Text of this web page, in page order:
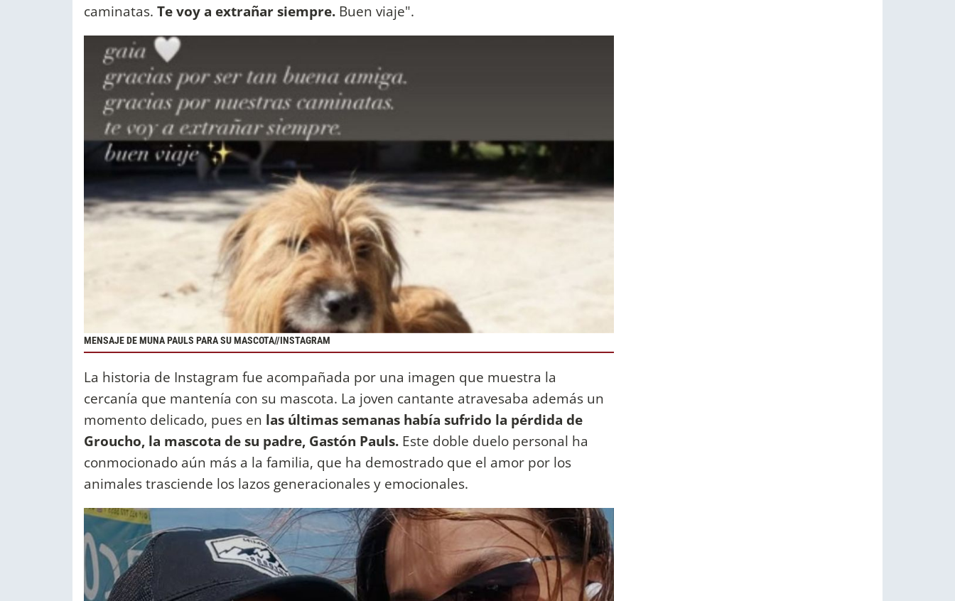
caminatas. Te voy a extrañar siempre. Buen viaje".
MENSAJE DE MUNA PAULS PARA SU MASCOTA//INSTAGRAM
La historia de Instagram fue acompañada por una imagen que muestra la
cercanía que mantenía con su mascota. La joven cantante atravesaba además un
momento delicado, pues en las últimas semanas había sufrido la pérdida de
Groucho, la mascota de su padre, Gastón Pauls. Este doble duelo personal ha
conmocionado aún más a la familia, que ha demostrado que el amor por los
animales trasciende los lazos generacionales y emocionales.